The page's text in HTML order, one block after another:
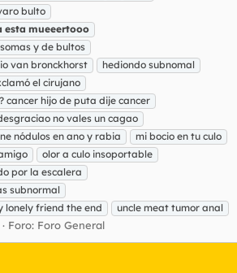
bulto
esta mueeertooo
y de bultos
van bronckhorst
hediondo subnomal
el cirujano
cancer hijo de puta dije cancer
no vales un cagao
nódulos en ano y rabia
mi bocio en tu culo
olor a culo insoportable
por la escalera
subnormal
lonely friend the end
uncle meat tumor anal
Foro: Foro General